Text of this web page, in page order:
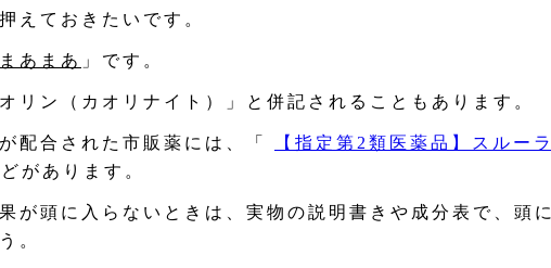
えておきたいです。
まあまあ 」です。
リン（カオリナイト）」と併記されることもあります。
配合された市販薬には、「
【指定第2類医薬品】スルーラ
があります。
が頭に入らないときは、実物の説明書きや成分表で、頭に
。